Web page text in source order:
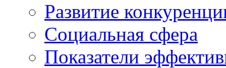
Развитие
Социальная сфера
Показатели